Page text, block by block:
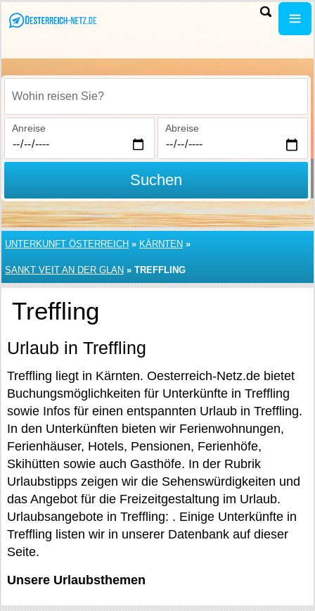
Wohin reisen Sie?
Anreise Abreise
Suchen
UNTERKUNFT ÖSTERREICH » KÄRNTEN »
SANKT VEIT AN DER GLAN » TREFFLING
Treffling
Urlaub in Treffling
Treffling liegt in Kärnten. Oesterreich-Netz.de bietet
Buchungsmöglichkeiten für Unterkünfte in Treffling
sowie Infos für einen entspannten Urlaub in Treffling.
In den Unterkünften bieten wir Ferienwohnungen,
Ferienhäuser, Hotels, Pensionen, Ferienhöfe,
Skihütten sowie auch Gasthöfe. In der Rubrik
Urlaubstipps zeigen wir die Sehenswürdigkeiten und
das Angebot für die Freizeitgestaltung im Urlaub.
Urlaubsangebote in Treffling: . Einige Unterkünfte in
Treffling listen wir in unserer Datenbank auf dieser
Seite.
Unsere Urlaubsthemen